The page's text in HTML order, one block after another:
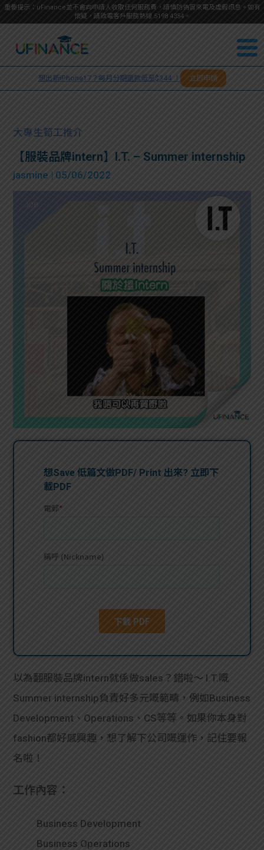
重要提示：uFinance並不會向申請人收取任何服務費，請慎防偽冒來電及虛假訊息。如有
懷疑，請致電客戶服務熱線 5198 4354。
我們
服務
計算
機
學生
故事
分享
大學
生學
費貸
網上
私人
貸款
貸款
計數
Blog
大專
生筍
工推
介
搵工
Gui
Exc
校園
Gui
de
理財
Gui
常見
問題
學生
福利
uFina
nce
校園
聯絡
我們
們
＋
想出新iPhone17？每月分期還款低至$344 ！ 立即申請
大專生筍工推介
【服裝品牌intern】I.T. – Summer internship
jasmine | 05/06/2022
以為翻服裝品牌intern就係做sales？錯啦～ I.T.嘅
Summer internship負責好多元嘅範疇，例如Business
Development、Operations、CS等等。如果你本身對
fashion都好感興趣，想了解下公司嘅運作，記住要報
名啦！
工作內容：
Business Development
Business Operations